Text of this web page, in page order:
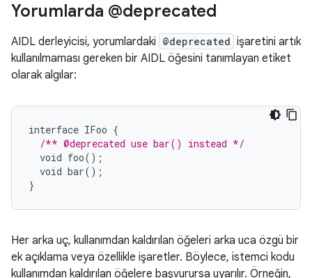
Yorumlarda @deprecated
AIDL derleyicisi, yorumlardaki @deprecated işaretini artık
kullanılmaması gereken bir AIDL öğesini tanımlayan etiket
olarak algılar:
interface IFoo {
/** @deprecated use bar() instead */
void foo();
void bar();
}
Her arka uç, kullanımdan kaldırılan öğeleri arka uca özgü bir
ek açıklama veya özellikle işaretler. Böylece, istemci kodu
kullanımdan kaldırılan öğelere başvurursa uyarılır. Örneğin,